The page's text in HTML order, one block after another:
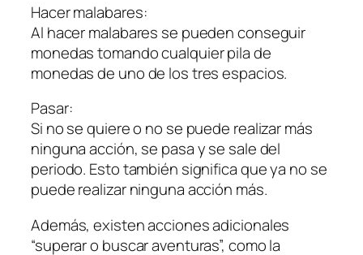
Hacer malabares:
Al hacer malabares se pueden conseguir
monedas tomando cualquier pila de
monedas de uno de los tres espacios.
Pasar:
Si no se quiere o no se puede realizar más
ninguna acción, se pasa y se sale del
periodo. Esto también significa que ya no se
puede realizar ninguna acción más.
Además, existen acciones adicionales
“superar o buscar aventuras”, como la